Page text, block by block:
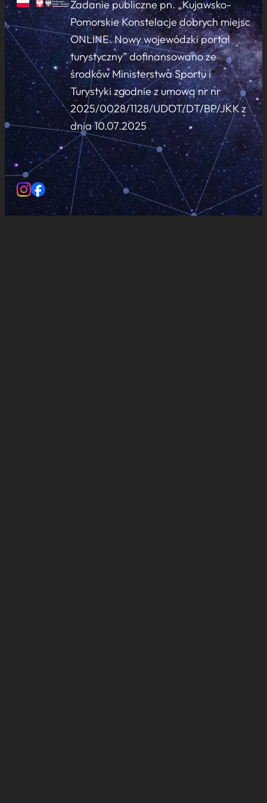
Zadanie publiczne pn. „Kujawsko-
Pomorskie Konstelacje dobrych miejsc
ONLINE. Nowy wojewódzki portal
turystyczny” dofinansowano ze
środków Ministerstwa Sportu i
Turystyki zgodnie z umową nr nr
2025/0028/1128/UDOT/DT/BP/JKK z
dnia 10.07.2025